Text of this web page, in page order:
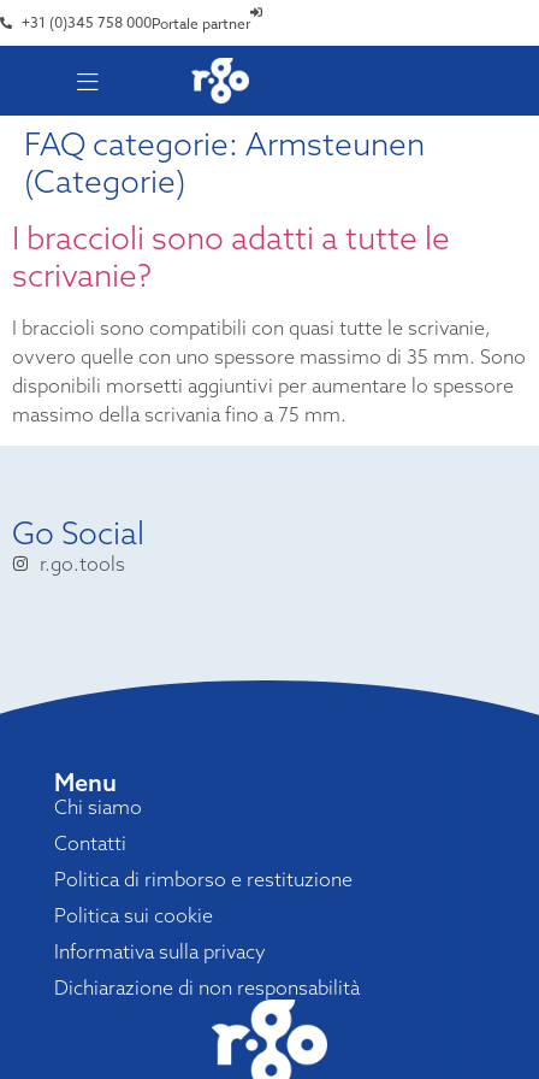
+31 (0)345 758 000Portale partner
FAQ categorie: Armsteunen
(Categorie)
I braccioli sono adatti a tutte le
scrivanie?
I braccioli sono compatibili con quasi tutte le scrivanie,
ovvero quelle con uno spessore massimo di 35 mm. Sono
disponibili morsetti aggiuntivi per aumentare lo spessore
massimo della scrivania fino a 75 mm.
Go Social
r.go.tools
Menu
Chi siamo
Contatti
Politica di rimborso e restituzione
Politica sui cookie
Informativa sulla privacy
Dichiarazione di non responsabilità